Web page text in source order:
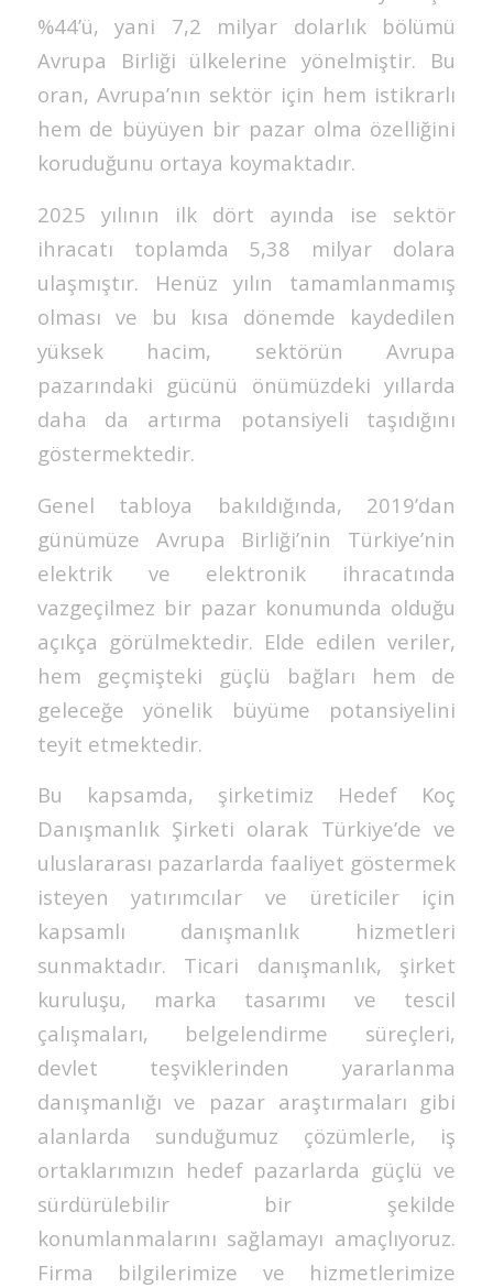
%44’ü, yani 7,2 milyar dolarlık bölümü
Avrupa Birliği ülkelerine yönelmiştir. Bu
oran, Avrupa’nın sektör için hem istikrarlı
hem de büyüyen bir pazar olma özelliğini
koruduğunu ortaya koymaktadır.
2025 yılının ilk dört ayında ise sektör
ihracatı toplamda 5,38 milyar dolara
ulaşmıştır. Henüz yılın tamamlanmamış
olması ve bu kısa dönemde kaydedilen
yüksek hacim, sektörün Avrupa
pazarındaki gücünü önümüzdeki yıllarda
daha da artırma potansiyeli taşıdığını
göstermektedir.
Genel tabloya bakıldığında, 2019’dan
günümüze Avrupa Birliği’nin Türkiye’nin
elektrik ve elektronik ihracatında
vazgeçilmez bir pazar konumunda olduğu
açıkça görülmektedir. Elde edilen veriler,
hem geçmişteki güçlü bağları hem de
geleceğe yönelik büyüme potansiyelini
teyit etmektedir.
Bu kapsamda, şirketimiz Hedef Koç
Danışmanlık Şirketi olarak Türkiye’de ve
uluslararası pazarlarda faaliyet göstermek
isteyen yatırımcılar ve üreticiler için
kapsamlı danışmanlık hizmetleri
sunmaktadır. Ticari danışmanlık, şirket
kuruluşu, marka tasarımı ve tescil
çalışmaları, belgelendirme süreçleri,
devlet teşviklerinden yararlanma
danışmanlığı ve pazar araştırmaları gibi
alanlarda sunduğumuz çözümlerle, iş
ortaklarımızın hedef pazarlarda güçlü ve
sürdürülebilir bir şekilde
konumlanmalarını sağlamayı amaçlıyoruz.
Firma bilgilerimize ve hizmetlerimize